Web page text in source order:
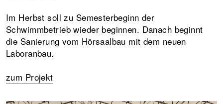
Im Herbst soll zu Semesterbeginn der
Schwimmbetrieb wieder beginnen. Danach beginnt
die Sanierung vom Hörsaalbau mit dem neuen
Laboranbau.
zum Projekt